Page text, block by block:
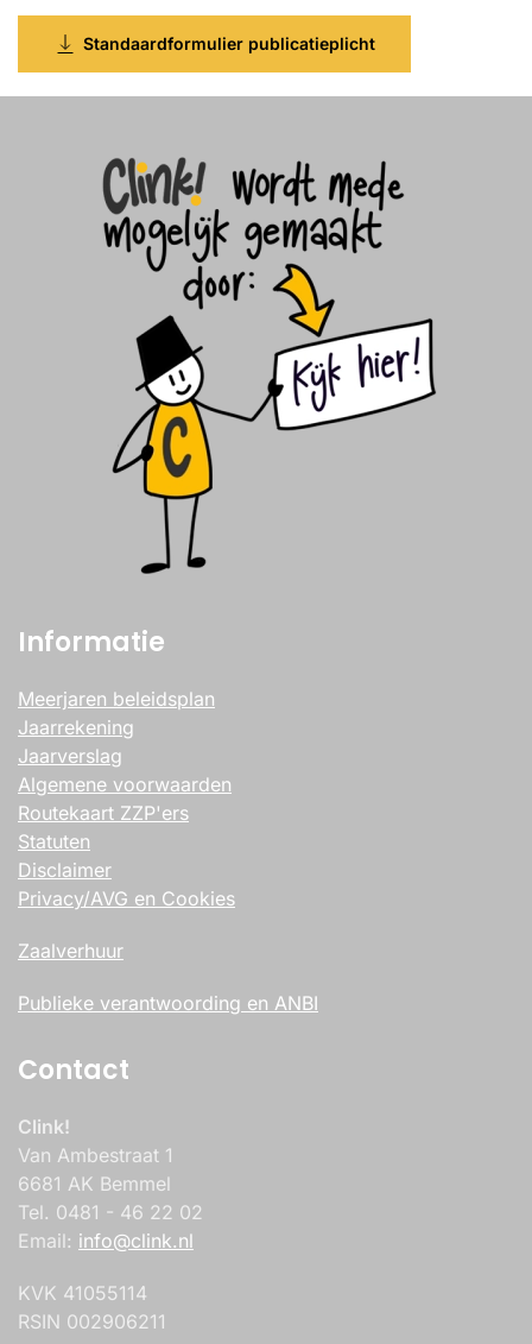
Standaardformulier publicatieplicht
Informatie
Meerjaren beleidsplan
Jaarrekening
Jaarverslag
Algemene voorwaarden
Routekaart ZZP'ers
Statuten
Disclaimer
Privacy/AVG en Cookies
Zaalverhuur
Publieke verantwoording en ANBI
Contact
Clink!
Van Ambestraat 1
6681 AK Bemmel
Tel. 0481 - 46 22 02
Email: info@clink.nl
KVK 41055114
RSIN 002906211